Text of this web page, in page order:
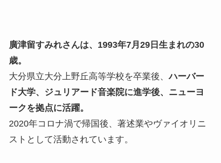
廣津留すみれさんは、1993年7月29日生まれの30
歳。
大分県立大分上野丘高等学校を卒業後、ハーバー
ド大学、ジュリアード音楽院に進学後、ニューヨ
ークを拠点に活躍。
2020年コロナ渦で帰国後、著述業やヴァイオリニ
ストとして活動されています。